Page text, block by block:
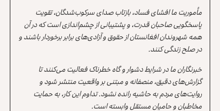
مأموریت ما افشای فساد، بازتاب صدای سرکوب‌شدگان، تقویت
پاسخگویی صاحبان قدرت، و پشتیبانی از چشم‌اندازی است که در آن
همه شهروندان افغانستان از حقوق و آزادی‌های برابر برخوردار باشند و
در صلح زندگی کنند.
خبرنگاران ما در شرایط دشوار و گاه خطرناک فعالیت می‌کنند تا
گزارش‌های دقیق، منصفانه و مبتنی بر واقعیت منتشر شود و
روایت‌های مردم به حاشیه رانده نشود. تداوم این کار، به حمایت
مخاطبان و حامیان مستقل وابسته است.